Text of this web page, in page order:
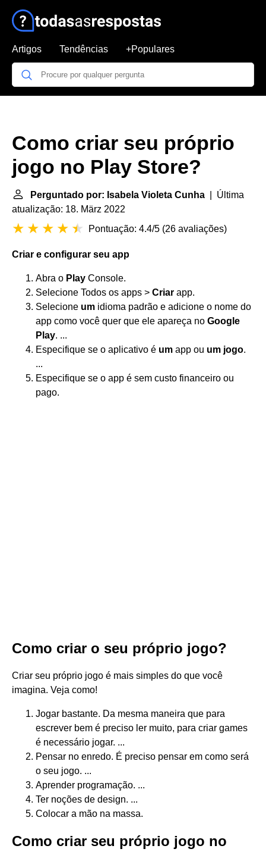
Artigos Tendências +Populares
Como criar seu próprio
jogo no Play Store?
Perguntado por: Isabela Violeta Cunha | Última
atualização: 18. März 2022
Pontuação: 4.4/5 (26 avaliações)
Criar e configurar seu app
Abra o Play Console.
Selecione Todos os apps > Criar app.
Selecione um idioma padrão e adicione o nome do
app como você quer que ele apareça no Google
Play. ...
Especifique se o aplicativo é um app ou um jogo.
...
Especifique se o app é sem custo financeiro ou
pago.
Como criar o seu próprio jogo?
Criar seu próprio jogo é mais simples do que você
imagina. Veja como!
Jogar bastante. Da mesma maneira que para
escrever bem é preciso ler muito, para criar games
é necessário jogar. ...
Pensar no enredo. É preciso pensar em como será
o seu jogo. ...
Aprender programação. ...
Ter noções de design. ...
Colocar a mão na massa.
Como criar seu próprio jogo no